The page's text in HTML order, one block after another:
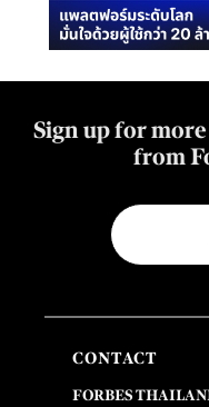
Sign up for
from
CONTACT
FORBES